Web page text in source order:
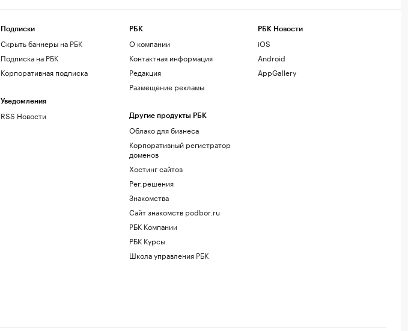
Подписки
Скрыть баннеры на РБК
Подписка на РБК
Корпоративная подписка
Уведомления
RSS Новости
РБК
О компании
Контактная информация
Редакция
Размещение рекламы
Другие продукты РБК
Облако для бизнеса
Корпоративный регистратор
доменов
Хостинг сайтов
Рег.решения
Знакомства
Сайт знакомств podbor.ru
РБК Компании
РБК Курсы
Школа управления РБК
РБК Новости
iOS
Android
AppGallery